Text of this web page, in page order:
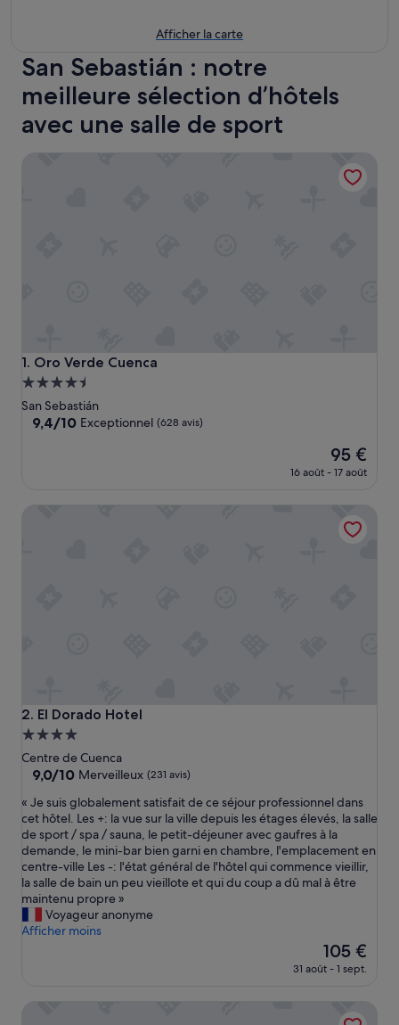
Afficher la carte
San Sebastián : notre
meilleure sélection d’hôtels
avec une salle de sport
1. Oro Verde Cuenca
Oro Verde Cuenca
Hébergement
4.5 étoiles
San Sebastián
9.4
9,4/10 Exceptionnel (628 avis)
Le
nouveau
de
95 €
95 €
16 août - 17 août
2. El Dorado Hotel
El Dorado Hotel
Hébergement
4.0 étoiles
Centre de Cuenca
9.0
10,
Merveilleux,
(231 avis)
9,0/10 Merveilleux (231 avis)
«
J
e
s
u
i
s
l
« Je suis globalement satisfait de ce séjour professionnel dans
cet hôtel. Les +: la vue sur la ville depuis les étages élevés, la salle
de sport / spa / sauna, le petit-déjeuner avec gaufres à la
demande, le mini-bar bien garni en chambre, l'emplacement en
centre-ville Les -: l'état général de l'hôtel qui commence vieillir,
la salle de bain un peu vieillote et qui du coup a dû mal à être
maintenu propre »
Voyageur anonyme
Afficher moins
Le
nouveau
105 €
31 août - 1 sept.